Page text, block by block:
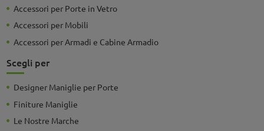
Accessori per Porte in Vetro
Accessori per Mobili
Accessori per Armadi e Cabine Armadio
Scegli per
Designer Maniglie per Porte
Finiture Maniglie
Le Nostre Marche